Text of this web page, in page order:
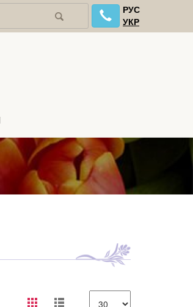
РУС
УКР